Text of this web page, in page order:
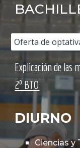
Oferta de
Explicación de las
2º BTO
DIURNO
Ciencias y